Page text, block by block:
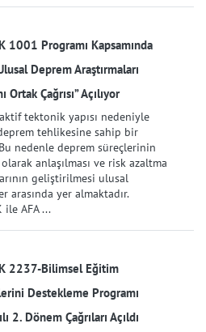
1001 Programı Kapsamında
Deprem Araştırmaları
Ortak Çağrısı” Açılıyor
tektonik yapısı nedeniyle
tehlikesine sahip bir
nedenle deprem süreçlerinin
anlaşılması ve risk azaltma
geliştirilmesi ulusal
arasında yer almaktadır.
ile AFA ...
2237-Bilimsel Eğitim
Destekleme Programı
2. Dönem Çağrıları Açıldı